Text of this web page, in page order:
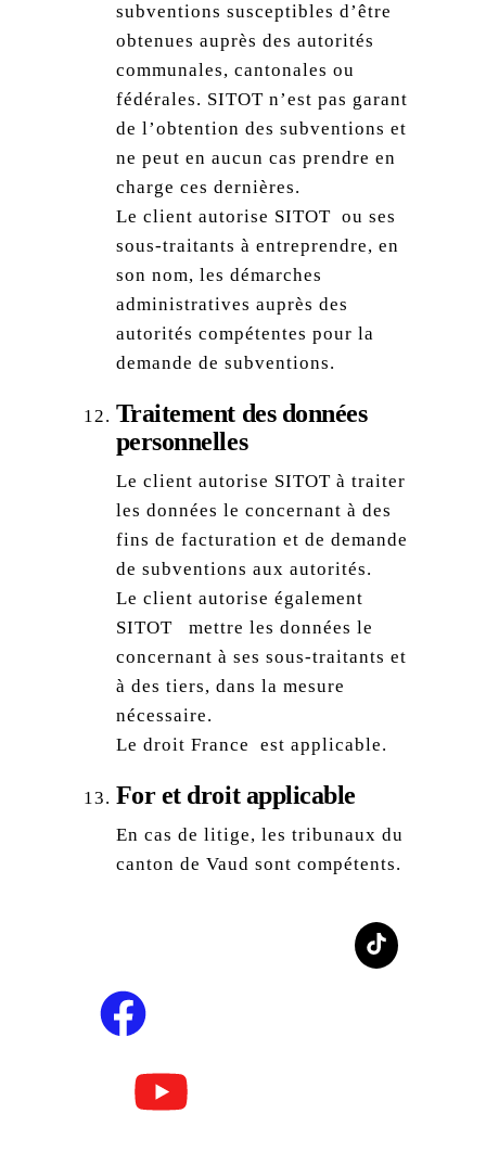
subventions susceptibles d’être
obtenues auprès des autorités
communales, cantonales ou
fédérales. SITOT n’est pas garant
de l’obtention des subventions et
ne peut en aucun cas prendre en
charge ces dernières.
Le client autorise SITOT ou ses
sous-traitants à entreprendre, en
son nom, les démarches
administratives auprès des
autorités compétentes pour la
demande de subventions.
Traitement des données
personnelles
Le client autorise SITOT à traiter
les données le concernant à des
fins de facturation et de demande
de subventions aux autorités.
‍Le client autorise également
SITOT mettre les données le
concernant à ses sous-traitants et
à des tiers, dans la mesure
nécessaire.
Le droit France est applicable.
For et droit applicable
En cas de litige, les tribunaux du
canton de Vaud sont compétents.